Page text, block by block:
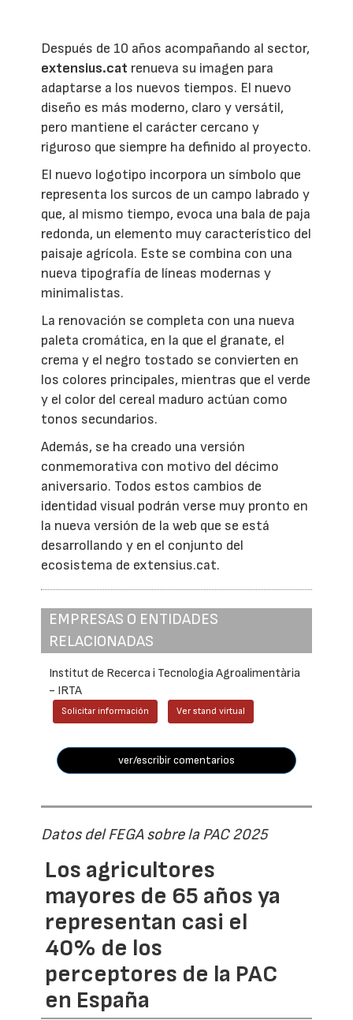
Después de 10 años acompañando al sector,
extensius.cat renueva su imagen para
adaptarse a los nuevos tiempos. El nuevo
diseño es más moderno, claro y versátil,
pero mantiene el carácter cercano y
riguroso que siempre ha definido al proyecto.
El nuevo logotipo incorpora un símbolo que
representa los surcos de un campo labrado y
que, al mismo tiempo, evoca una bala de paja
redonda, un elemento muy característico del
paisaje agrícola. Este se combina con una
nueva tipografía de líneas modernas y
minimalistas.
La renovación se completa con una nueva
paleta cromática, en la que el granate, el
crema y el negro tostado se convierten en
los colores principales, mientras que el verde
y el color del cereal maduro actúan como
tonos secundarios.
Además, se ha creado una versión
conmemorativa con motivo del décimo
aniversario. Todos estos cambios de
identidad visual podrán verse muy pronto en
la nueva versión de la web que se está
desarrollando y en el conjunto del
ecosistema de extensius.cat.
EMPRESAS O ENTIDADES
RELACIONADAS
Institut de Recerca i Tecnologia Agroalimentària
- IRTA
Solicitar información Ver stand virtual
ver/escribir comentarios
Datos del FEGA sobre la PAC 2025
Los agricultores
mayores de 65 años ya
representan casi el
40% de los
perceptores de la PAC
en España